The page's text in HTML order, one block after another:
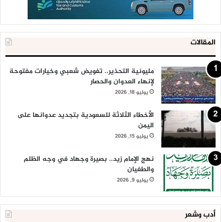
المقالات
مليونية التحذير.. تفويض شعبي وخيارات مفتوحة
لإنهاء العدوان والحصار
يوليو 18, 2026
الأخطاء الثلاثة للسعودية بتجديد عدوانها على
اليمن
يوليو 15, 2026
نهج الإمام زيد.. بصيرة وجهاد في وجه الظلم
والطغيان
يوليو 9, 2026
أدب وشعر